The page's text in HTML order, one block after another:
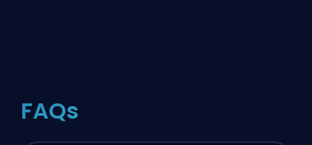
FAQs